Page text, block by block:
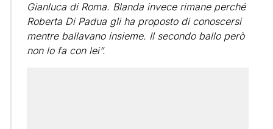
Gianluca di Roma. Blanda invece rimane perché
Roberta Di Padua gli ha proposto di conoscersi
mentre ballavano insieme. Il secondo ballo però
non lo fa con lei”.